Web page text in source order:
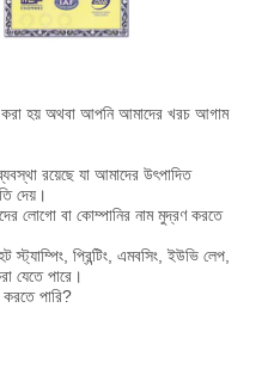
করা হয় অথবা আপনি আমাদের খরচ আগাম
রয়েছে যা আমাদের উৎপাদিত
দেয়।
লোগো বা কোম্পানির নাম মুদ্রণ করতে
প্রিন্টিং, এমবসিং, ইউভি লেপ,
যেতে পারে।
করতে পারি?